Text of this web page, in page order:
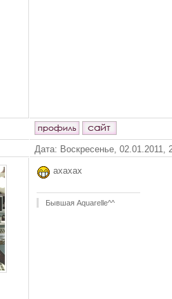
Дата: Воскресенье,
ахахах
Бывшая Aquarelle^^